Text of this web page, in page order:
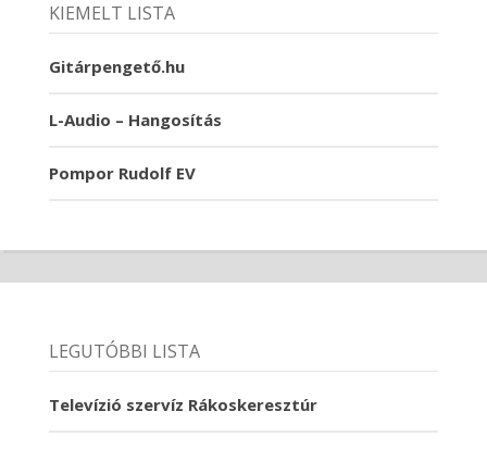
KIEMELT LISTA
Gitárpengető.hu
L-Audio – Hangosítás
Pompor Rudolf EV
LEGUTÓBBI LISTA
Televízió szervíz Rákoskeresztúr